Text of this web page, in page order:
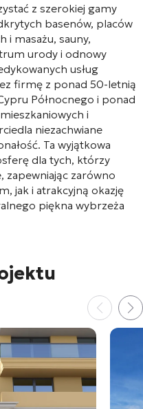
z szerokiej gamy
basenów, placów
i masażu, sauny,
urody i odnowy
usług
firmę z ponad 50-letnią
Północnego i ponad
i
niezachwiane
Ta wyjątkowa
dla tych, którzy
zapewniając zarówno
jak i atrakcyjną okazję
piękna wybrzeża